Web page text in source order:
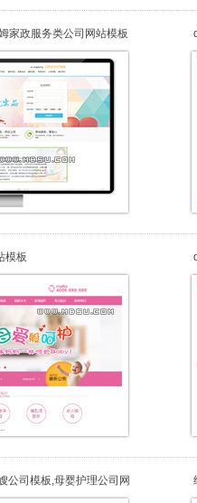
家政服务类公司网站模板
模板
公司模板,母婴护理公司网